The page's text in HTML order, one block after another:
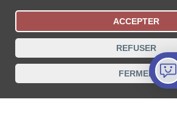
Statut De La
Recherche des offices de
Protection des données
Conditions d’utilisation
ACCEPTER
REFUSER
FERMER